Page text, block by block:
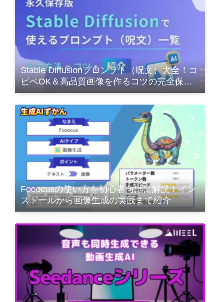
Stable Diffusionプロンプト（呪文）大全！コ
ピペOK＆高品質画像を作るコツの完全保存
版
Fooocusの使い方を初心者向けに解説！イン
ストールから画像生成の実践まで紹介